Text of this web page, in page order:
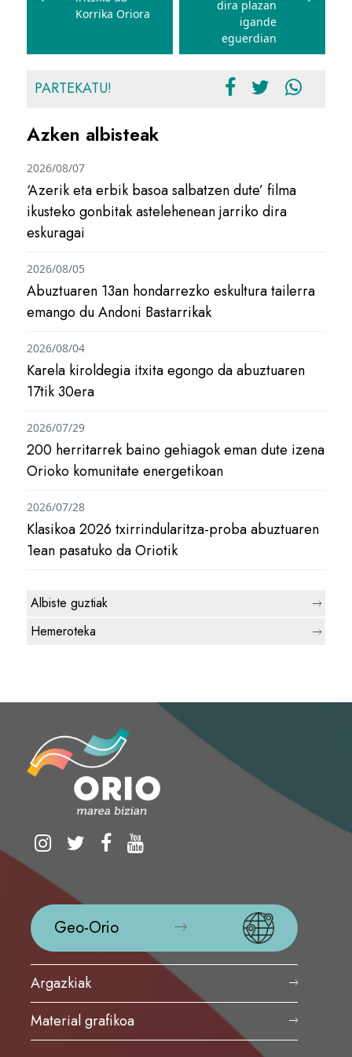
Korrika Oriora
dira plazan
igande
eguerdian
PARTEKATU!
Azken albisteak
‘Azerik eta erbik basoa salbatzen dute’ filma
ikusteko gonbitak astelehenean jarriko dira
eskuragai
2026/08/07
Abuztuaren 13an hondarrezko eskultura tailerra
emango du Andoni Bastarrikak
2026/08/05
Karela kiroldegia itxita egongo da abuztuaren
17tik 30era
2026/08/04
200 herritarrek baino gehiagok eman dute izena
Orioko komunitate energetikoan
2026/07/29
Klasikoa 2026 txirrindularitza-proba abuztuaren
1ean pasatuko da Oriotik
2026/07/28
Albiste guztiak
Hemeroteka
Geo-Orio
Argazkiak
Material grafikoa